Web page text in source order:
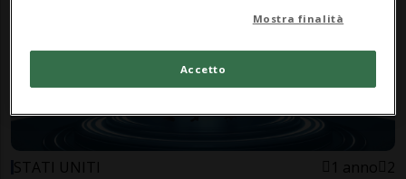
STATI UNITI 1 anno 2
Mostra finalità
Accetto